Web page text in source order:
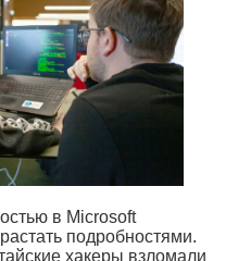
в Microsoft
подробностями.
хакеры взломали